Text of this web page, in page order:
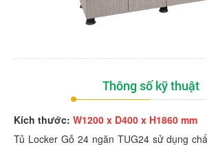
Thông số kỹ thuật
Kích thước: W1200 x D400 x H1860 mm
Tủ Locker Gỗ 24 ngăn TUG24 sử dụng